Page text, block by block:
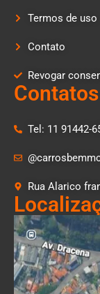
Termos de uso
Contato
Revogar
Contatos
Tel: 11 91442-
Rua Alarico